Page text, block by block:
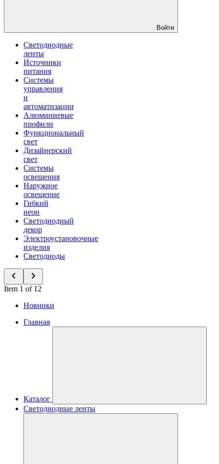
Войти
Светодиодные
ленты
Источники
питания
Системы
управления
и
автоматизации
Алюминиевые
профили
Функциональный
свет
Дизайнерский
свет
Системы
освещения
Наружное
освещение
Гибкий
неон
Светодиодный
декор
Электроустановочные
изделия
Светодиоды
Item 1 of 12
Новинки
Главная
Каталог
Светодиодные ленты